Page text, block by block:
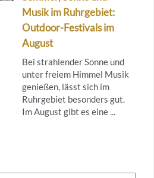
Musik im Ruhrgebiet:
Outdoor-Festivals im
August
Bei strahlender Sonne und
unter freiem Himmel Musik
genießen, lässt sich im
Ruhrgebiet besonders gut.
Im August gibt es eine ...